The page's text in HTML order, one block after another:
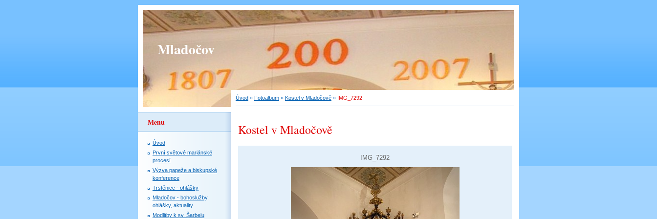
Mladočov
Úvod » Fotoalbum » Kostel v Mladočově » IMG_7292
Kostel v Mladočově
IMG_7292
Menu
Úvod
První světové mariánské
procesí
Výzva papeže a biskupské
konference
Trstěnice - ohlášky
Mladočov - bohoslužby,
ohlášky, aktuality
Modlitby k sv. Šarbelu